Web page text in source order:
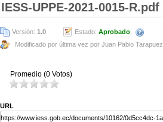
IESS-UPPE-2021-0015-R.pdf
Versión: 1.0 Estado: Aprobado
Modificado por última vez por Juan Pablo Tarapuez
Promedio (0 Votos)
URL